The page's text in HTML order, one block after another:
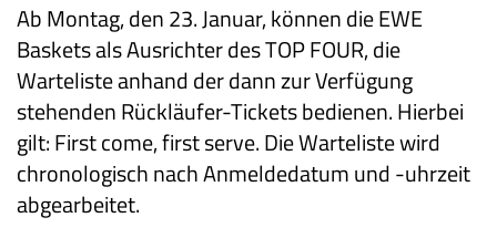
Ab Montag, den 23. Januar, können die EWE
Baskets als Ausrichter des TOP FOUR, die
Warteliste anhand der dann zur Verfügung
stehenden Rückläufer-Tickets bedienen. Hierbei
gilt: First come, first serve. Die Warteliste wird
chronologisch nach Anmeldedatum und -uhrzeit
abgearbeitet.